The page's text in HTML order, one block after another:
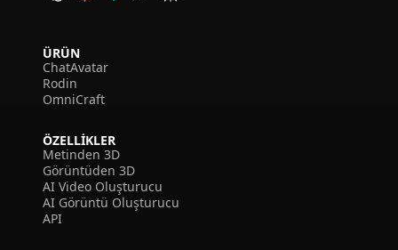
ÜRÜN
ChatAvatar
Rodin
OmniCraft
ÖZELLIKLER
Metinden 3D
Görüntüden 3D
AI Video Oluşturucu
AI Görüntü Oluşturucu
API